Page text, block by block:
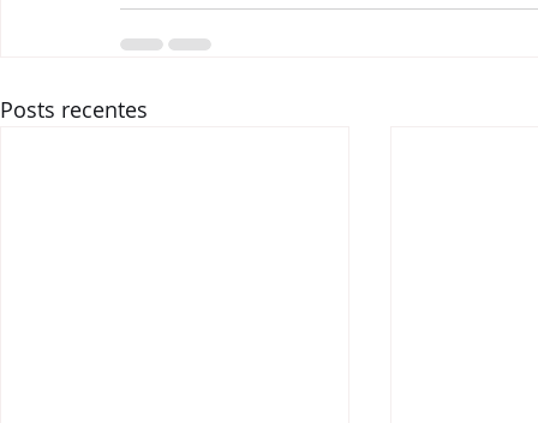
Posts recentes